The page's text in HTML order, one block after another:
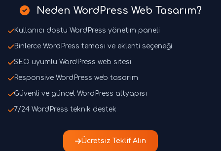
Neden WordPress Web Tasarım?
Kullanıcı dostu WordPress yönetim paneli
Binlerce WordPress teması ve eklenti seçeneği
SEO uyumlu WordPress web sitesi
Responsive WordPress web tasarım
Güvenli ve güncel WordPress altyapısı
7/24 WordPress teknik destek
Ücretsiz Teklif Alın